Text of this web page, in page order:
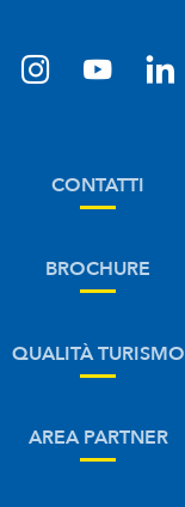
CONTATTI
BROCHURE
QUALITÀ TURISMO
AREA PARTNER